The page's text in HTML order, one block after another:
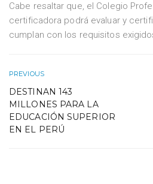
Cabe resaltar que, el Colegio
certificadora podrá evaluar y
cumplan con los requisitos
PREVIOUS
DESTINAN 143
MILLONES PARA LA
EDUCACIÓN SUPERIOR
EN EL PERÚ